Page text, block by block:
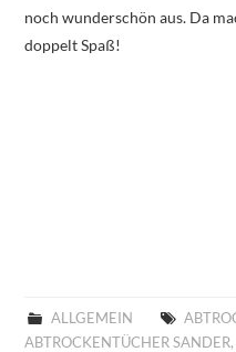
noch wunderschön aus. Da
doppelt Spaß!
ALLGEMEIN
ABTROCKENTÜCHER SANDER